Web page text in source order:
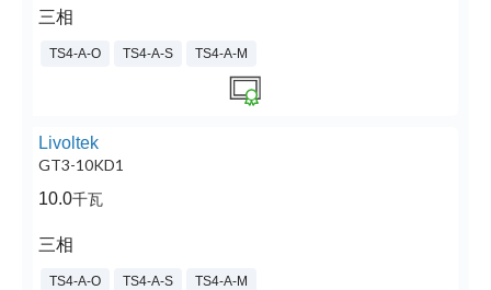
三相
TS4-A-O TS4-A-S TS4-A-M
Livoltek
GT3-10KD1
10.0千瓦
三相
TS4-A-O TS4-A-S TS4-A-M